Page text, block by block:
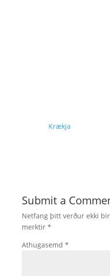
Krækja
Submit a
Netfang þitt verður ekki
merktir *
Athugasemd *